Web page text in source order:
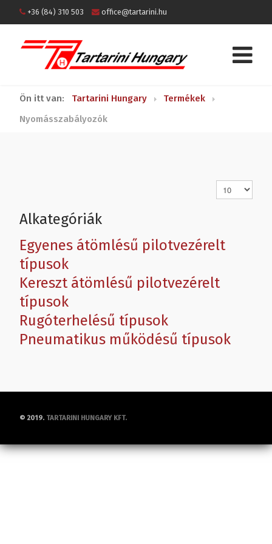
+36 (84) 310 503 office@tartarini.hu
Ön itt van: Tartarini Hungary
Termékek
Nyomásszabályozók
Tételek #
Alkategóriák
Egyenes átömlésű pilotvezérelt
típusok
Kereszt átömlésű pilotvezérelt
típusok
Rugóterhelésű típusok
Pneumatikus működésű típusok
© 2019. TARTARINI HUNGARY KFT.